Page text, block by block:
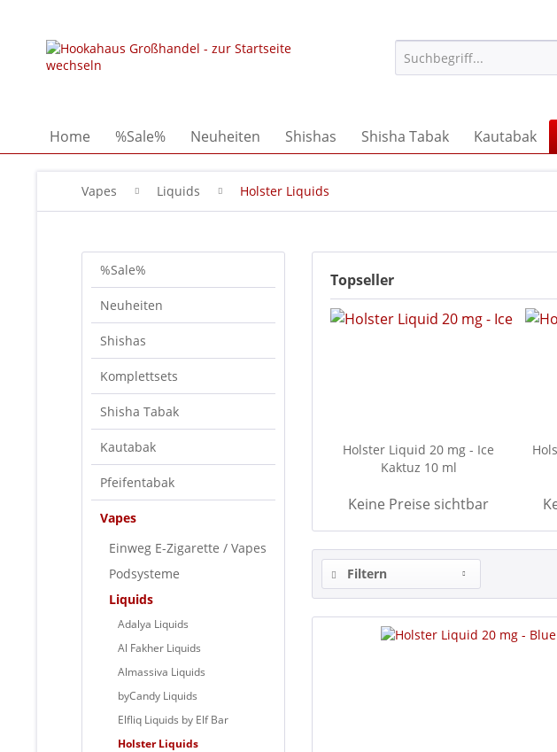
Home %Sale% Neuheiten Shishas Shisha Tabak Kautabak
Vapes Liquids Holster Liquids
%Sale%
Neuheiten
Shishas
Komplettsets
Shisha Tabak
Kautabak
Pfeifentabak
Vapes
Einweg E-Zigarette / Vapes
Podsysteme
Liquids
Adalya Liquids
Al Fakher Liquids
Almassiva Liquids
byCandy Liquids
Elfliq Liquids by Elf Bar
Holster Liquids
Topseller
Holster Liquid 20 mg - Ice
Kaktuz 10 ml
Keine Preise sichtbar
Filtern